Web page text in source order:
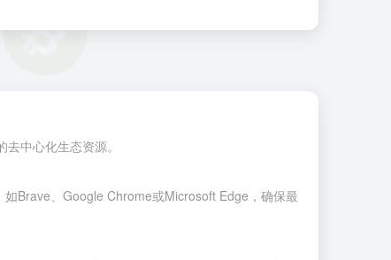
中心化生态资源。
如Brave、 Google Chrome或Microsoft Edge ，确保最